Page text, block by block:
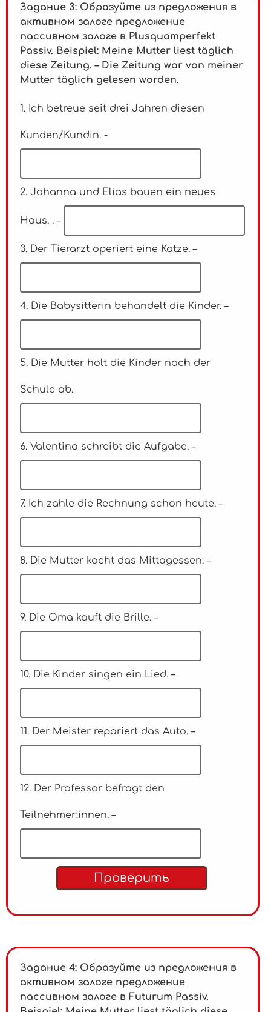
Задание 3: Образуйте из предложения в
активном залоге предложение
пассивном залоге в Plusquamperfekt
Passiv. Beispiel: Meine Mutter liest täglich
diese Zeitung. – Die Zeitung war von meiner
Mutter täglich gelesen worden.
1. Ich betreue seit drei Jahren diesen
Kunden/Kundin. -
2. Johanna und Elias bauen ein neues
Haus. . –
3. Der Tierarzt operiert eine Katze. –
4. Die Babysitterin behandelt die Kinder. –
5. Die Mutter holt die Kinder nach der
Schule ab.
6. Valentina schreibt die Aufgabe. –
7. Ich zahle die Rechnung schon heute. –
8. Die Mutter kocht das Mittagessen. –
9. Die Oma kauft die Brille. –
10. Die Kinder singen ein Lied. –
11. Der Meister repariert das Auto. –
12. Der Professor befragt den
Teilnehmer:innen. –
Проверить
Задание 4: Образуйте из предложения в
активном залоге предложение
пассивном залоге в Futurum Passiv.